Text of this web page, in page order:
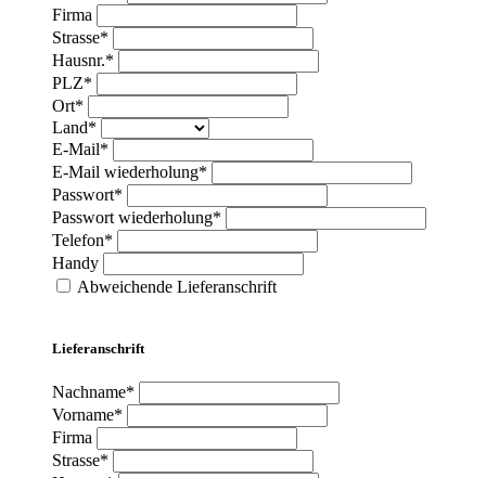
Firma
Strasse*
Hausnr.*
PLZ*
Ort*
Land*
E-Mail*
E-Mail wiederholung*
Passwort*
Passwort wiederholung*
Telefon*
Handy
Abweichende Lieferanschrift
Lieferanschrift
Nachname*
Vorname*
Firma
Strasse*